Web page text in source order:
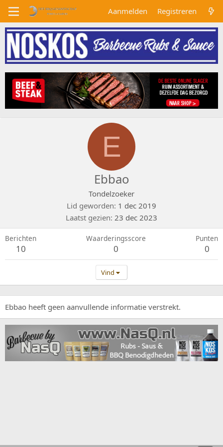
Aanmelden Registreren
E
Ebbao
Tondelzoeker
Lid geworden 1 dec 2019
Laatst gezien 23 dec 2023
Berichten
10
Waarderingsscore
0
Punten
0
Vind
Ebbao heeft geen aanvullende informatie verstrekt.